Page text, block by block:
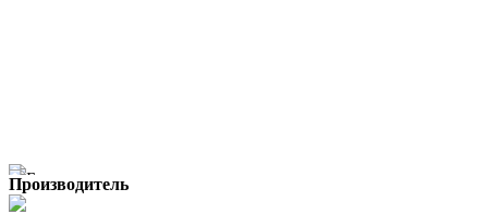
Производитель